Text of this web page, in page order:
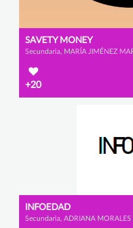
SAVETY MONEY
+20
INFOEDAD